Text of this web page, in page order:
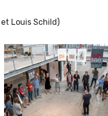
Louis Schild)